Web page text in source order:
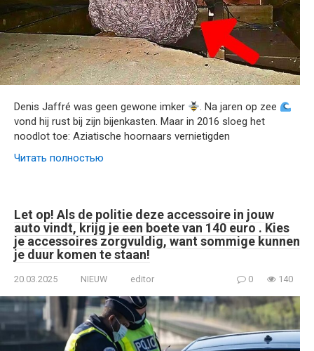
Denis Jaffré was geen gewone imker
. Na jaren op zee
vond hij rust bij zijn bijenkasten. Maar in 2016 sloeg het
noodlot toe: Aziatische hoornaars vernietigden
Читать полностью
Let op! Als de politie deze accessoire in jouw
auto vindt, krijg je een boete van 140 euro . Kies
je accessoires zorgvuldig, want sommige kunnen
je duur komen te staan!
20.03.2025 NIEUW editor 0 140